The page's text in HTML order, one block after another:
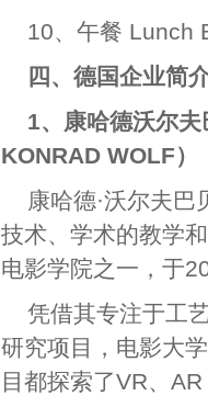
10、午餐 Lunch
四、德国企业简
1、康哈德沃尔
KONRAD WOLF）
康哈德·沃尔夫
技术、学术的教学
电影学院之一，于
凭借其专注于工
研究项目，电影大
目都探索了VR、